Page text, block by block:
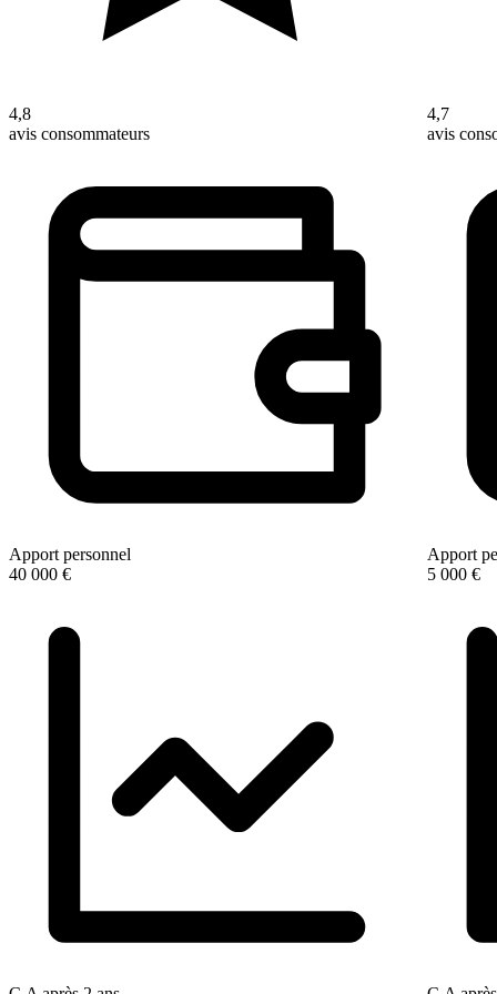
4,8
avis consommateurs
Apport personnel
40 000 €
4,7
avis
Apport
5 000 €